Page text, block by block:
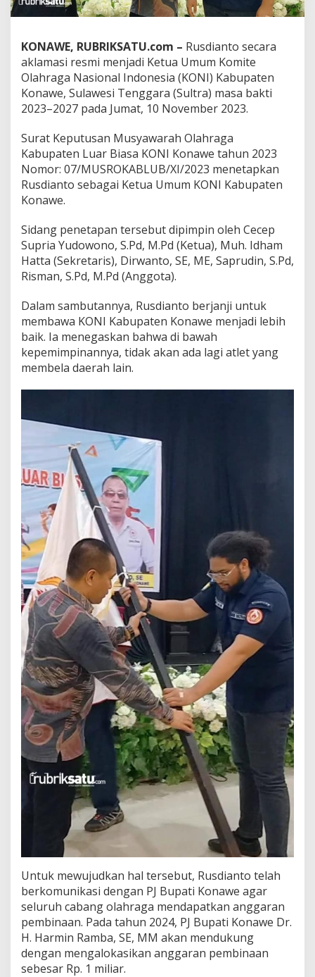
o
n
w
e
M
a
s
a
a
k
t
i
2
–
2
0
2
KONAWE, RUBRIKSATU.com – Rusdianto secara
aklamasi resmi menjadi Ketua Umum Komite
Olahraga Nasional Indonesia (KONI) Kabupaten
Konawe, Sulawesi Tenggara (Sultra) masa bakti
2023–2027 pada Jumat, 10 November 2023.
Surat Keputusan Musyawarah Olahraga
Kabupaten Luar Biasa KONI Konawe tahun 2023
Nomor: 07/MUSROKABLUB/XI/2023 menetapkan
Rusdianto sebagai Ketua Umum KONI Kabupaten
Konawe.
Sidang penetapan tersebut dipimpin oleh Cecep
Supria Yudowono, S.Pd, M.Pd (Ketua), Muh. Idham
Hatta (Sekretaris), Dirwanto, SE, ME, Saprudin, S.Pd,
Risman, S.Pd, M.Pd (Anggota).
Dalam sambutannya, Rusdianto berjanji untuk
membawa KONI Kabupaten Konawe menjadi lebih
baik. Ia menegaskan bahwa di bawah
kepemimpinannya, tidak akan ada lagi atlet yang
membela daerah lain.
Untuk mewujudkan hal tersebut, Rusdianto telah
berkomunikasi dengan PJ Bupati Konawe agar
seluruh cabang olahraga mendapatkan anggaran
pembinaan. Pada tahun 2024, PJ Bupati Konawe Dr.
H. Harmin Ramba, SE, MM akan mendukung
dengan mengalokasikan anggaran pembinaan
sebesar Rp. 1 miliar.